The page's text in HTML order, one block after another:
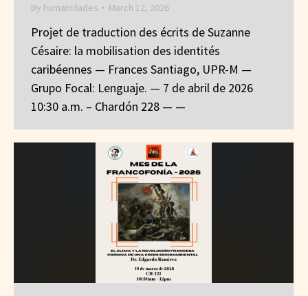
By humanidades March 12, 2026
Projet de traduction des écrits de Suzanne
Césaire: la mobilisation des identités
caribéennes — Frances Santiago, UPR-M —
Grupo Focal: Lenguaje. — 7 de abril de 2026
10:30 a.m. – Chardón 228 — —